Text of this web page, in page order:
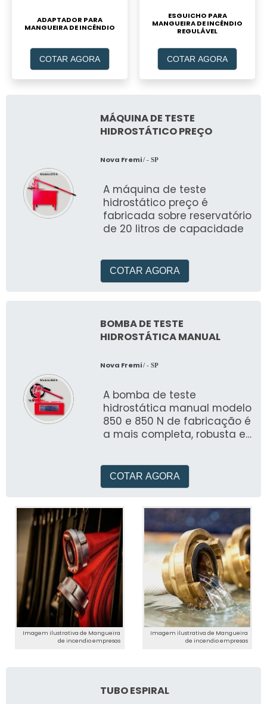
ADAPTADOR PARA
MANGUEIRA DE INCÊNDIO
COTAR AGORA
ESGUICHO PARA
MANGUEIRA DE INCÊNDIO
REGULÁVEL
COTAR AGORA
MÁQUINA DE TESTE
HIDROSTÁTICO PREÇO
Nova Fremi/ - SP
A máquina de teste
hidrostático preço é
fabricada sobre reservatório
de 20 litros de capacidade
COTAR AGORA
BOMBA DE TESTE
HIDROSTÁTICA MANUAL
Nova Fremi/ - SP
A bomba de teste
hidrostática manual modelo
850 e 850 N de fabricação é
a mais completa, robusta e
COTAR AGORA
Imagem ilustrativa de Mangueira
de incendio empresas
Imagem ilustrativa de Mangueira
de incendio empresas
TUBO ESPIRAL